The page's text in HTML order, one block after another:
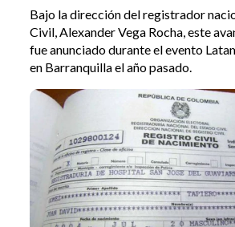
Bajo la dirección del registrador
Civil, Alexander Vega Rocha, este
fue anunciado durante el evento
en Barranquilla el año pasado.